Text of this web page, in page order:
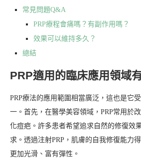
常見問題Q&A
PRP療程會痛嗎？有副作用嗎？
效果可以維持多久？
總結
PRP適用的臨床應用領域
PRP療法的應用範圍相當廣泛，這也是它
一。首先，在醫學美容領域，PRP常用於
化痘疤。許多患者希望追求自然的修復效
求。透過注射PRP，肌膚的自我修復能力
更加光滑、富有彈性。